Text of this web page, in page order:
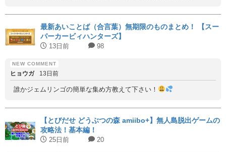
最新あいことば（合言葉）無期限のものまとめ！ 【スー
パーカービィハンターズ】
13日前 98
ヒョウガ 13日前
誰かジェムリンゴの簡単な集め方教えて下さい！
【とびだせ どうぶつの森 amiibo+】無人島脱出ゲームの
攻略法！基本編！
25日前 20